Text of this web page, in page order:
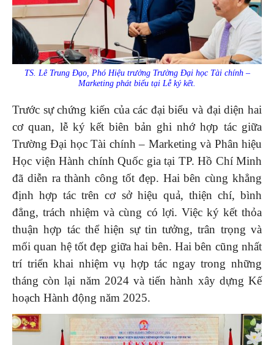
TS. Lê Trung Đạo, Phó Hiệu trưởng Trường Đại học Tài chính –
Marketing phát biểu tại Lễ ký kết.
Trước sự chứng kiến của các đại biểu và đại diện hai
cơ quan, lễ ký kết biên bản ghi nhớ hợp tác giữa
Trường Đại học Tài chính – Marketing và Phân hiệu
Học viện Hành chính Quốc gia tại TP. Hồ Chí Minh
đã diễn ra thành công tốt đẹp. Hai bên cùng khẳng
định hợp tác trên cơ sở hiệu quả, thiện chí, bình
đẳng, trách nhiệm và cùng có lợi. Việc ký kết thỏa
thuận hợp tác thể hiện sự tin tưởng, trân trọng và
mối quan hệ tốt đẹp giữa hai bên. Hai bên cũng nhất
trí triển khai nhiệm vụ hợp tác ngay trong những
tháng còn lại năm 2024 và tiến hành xây dựng Kế
hoạch Hành động năm 2025.